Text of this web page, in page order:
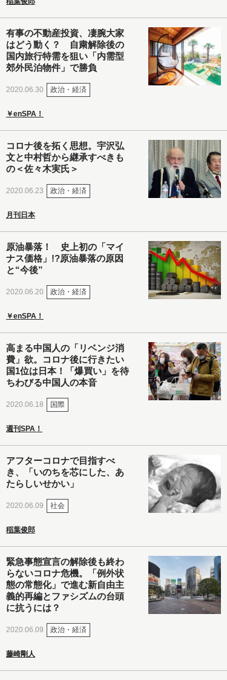
有事の不動産投資、凄腕大家
はどう動く？ 自粛解除後の
国内旅行特需を狙い「内需型
郊外民泊物件」で勝負
2020.06.30 政治・経済
￥enSPA！
コロナ後を拓く思想。宇沢弘
文と中村哲から継承すべきも
の＜佐々木実氏＞
2020.06.23 政治・経済
月刊日本
原油暴落！ 史上初の「マイ
ナス価格」!?原油暴落の原因
と“今後”
2020.06.20 政治・経済
￥enSPA！
高まる中国人の「リベンジ消
費」欲。コロナ後に行きたい
国1位は日本！「爆買い」を待
ちわびる中国人の本音
2020.06.18 国際
週刊SPA！
アフターコロナで目指すべ
き、「いのちを芯にした、あ
たらしいせかい」
2020.06.09 社会
稲葉俊郎
緊急事態宣言の解除後も終わ
らないコロナ危機。「例外状
態の常態化」で進む新自由主
義的再編とファシズムの台頭
に抗うには？
2020.06.09 政治・経済
藤崎剛人